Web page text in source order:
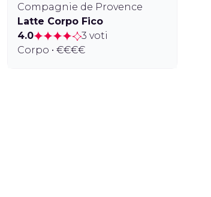
Compagnie de Provence
Latte Corpo Fico
4.0
3 voti
Corpo • €€€€